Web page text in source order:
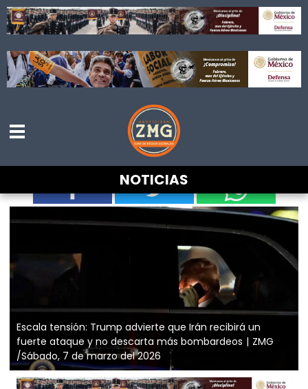
NOTICIAS
Escala tensión: Trump advierte que Irán
recibirá un fuerte ataque y no descarta
más bombardeos
Escala tensión: Trump advierte que Irán recibirá un
fuerte ataque y no descarta más bombardeos
ZMG
/Sábado, 7 de marzo del 2026